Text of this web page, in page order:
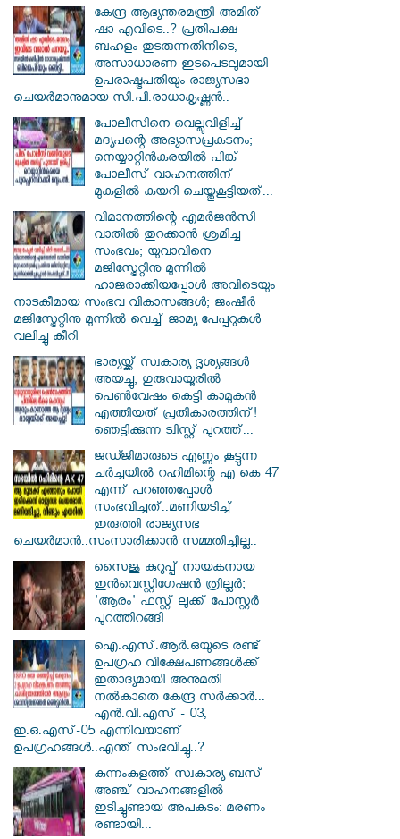
കേന്ദ്ര ആഭ്യന്തരമന്ത്രി അമിത്
ഷാ എവിടെ..? പ്രതിപക്ഷ
ബഹളം തുടരുന്നതിനിടെ,
അസാധാരണ ഇടപെടലുമായി
ഉപരാഷ്ട്രപതിയും രാജ്യസഭാ
ചെയർമാനുമായ സി.പി.രാധാകൃഷ്ണൻ..
പോലീസിനെ വെല്ലുവിളിച്ച്
മദ്യപന്റെ അഭ്യാസപ്രകടനം;
നെയ്യാറ്റിൻകരയിൽ പിങ്ക്
പോലീസ് വാഹനത്തിന്
മുകളിൽ കയറി ചെയ്തുകൂട്ടിയത്...
വിമാനത്തിന്റെ എമർജൻസി
വാതിൽ തുറക്കാൻ ശ്രമിച്ച
സംഭവം; യുവാവിനെ
മജിസ്ട്രേറ്റിനു മുന്നിൽ
ഹാജരാക്കിയപ്പോൾ അവിടെയും
നാടകീമായ സംഭവ വികാസങ്ങൾ; ജംഷീർ
മജിസ്ട്രേറ്റിനു മുന്നിൽ വെച്ച് ജാമ്യ പേപ്പറുകൾ
വലിച്ചു കീറി
ഭാര്യയ്ക്ക് സ്വകാര്യ ദൃശ്യങ്ങൾ
അയച്ചു; ഗുരുവായൂരിൽ
പെൺവേഷം കെട്ടി കാമുകൻ
എത്തിയത് പ്രതികാരത്തിന്!
ഞെട്ടിക്കുന്ന ട്വിസ്റ്റ് പുറത്ത്...
ജഡ്ജിമാരുടെ എണ്ണം കൂട്ടുന്ന
ചർച്ചയിൽ റഹിമിന്റെ എ കെ 47
എന്ന് പറഞ്ഞപ്പോൾ
സംഭവിച്ചത്..മണിയടിച്ച്
ഇരുത്തി രാജ്യസഭ
ചെയർമാൻ..സംസാരിക്കാൻ സമ്മതിച്ചില്ല..
സൈജു കുറുപ്പ് നായകനായ
ഇൻവെസ്റ്റിഗേഷൻ ത്രില്ലർ;
'ആരം' ഫസ്റ്റ് ലുക്ക് പോസ്റ്റർ
പുറത്തിറങ്ങി
ഐ.എസ്.ആർ.ഒയുടെ രണ്ട്
ഉപഗ്രഹ വിക്ഷേപണങ്ങൾക്ക്
ഇതാദ്യമായി അനുമതി
നൽകാതെ കേന്ദ്ര സർക്കാർ...
എൻ.വി.എസ് - 03,
ഇ.ഒ.എസ്-05 എന്നിവയാണ്
ഉപഗ്രഹങ്ങൾ..എന്ത് സംഭവിച്ചു..?
കുന്നംകുളത്ത് സ്വകാര്യ ബസ്
അഞ്ച് വാഹനങ്ങളിൽ
ഇടിച്ചുണ്ടായ അപകടം: മരണം
രണ്ടായി...